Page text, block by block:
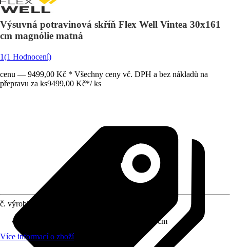
Výsuvná potravinová skříň Flex Well Vintea 30x161
cm magnólie matná
1(1 Hodnocení)
cenu — 9499,00 Kč * Všechny ceny vč. DPH a bez nákladů na
přepravu za ks9499,00 Kč*/ ks
č. výrobku
30 cm x 161 cm x 60 cm
Více informací o zboží